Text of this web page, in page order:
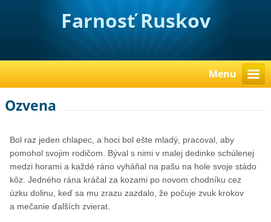
Farnosť Ruskov
Menu
Ozvena
Bol raz jeden chlapec, a hoci bol ešte mladý, pracoval, aby
pomohol svojim rodičom. Býval s nimi v malej dedinke schúlenej
medzi horami a každé ráno vyháňal na pašu na hole svoje stádo
kôz. Jedného rána kráčal za kozami po novom chodníku cez
úzku dolinu, keď sa mu zrazu zazdalo, že počuje zvuk krokov
a mečanie ďalších zvierat.